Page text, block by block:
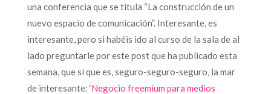
una conferencia que se titula “La construcción de un
nuevo espacio de comunicación”. Interesante, es
interesante, pero si habéis ido al curso de la sala de al
lado preguntarle por este post que ha publicado esta
semana, que sí que es, seguro-seguro-seguro, la mar
de interesante: ‘Negocio freemium para medios